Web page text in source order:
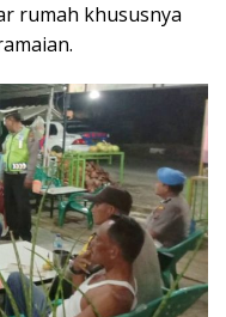
rumah khususnya